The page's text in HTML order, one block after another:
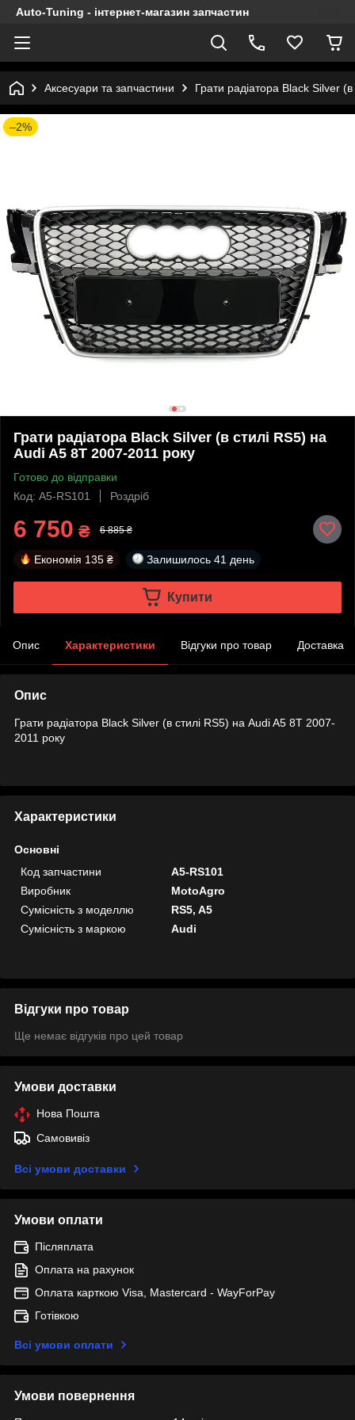
Auto-Tuning - інтернет-магазин запчастин
Аксесуари та запчастини Грати радіатора Black Silver
–2%
Грати радіатора Black Silver (в стилі RS5) на
Audi A5 8T 2007-2011 року
Готово до відправки
Код: A5-RS101
Роздріб
6 750 ₴ 6 885 ₴
Економія 135 ₴ Залишилось 41 день
Купити
Опис Характеристики Відгуки про товар Доставка
Опис
Грати радіатора Black Silver (в стилі RS5) на Audi A5 8T 2007-
2011 року
Характеристики
Основні
Код запчастини
A5-RS101
Виробник
MotoAgro
Сумісність з моделлю
RS5, A5
Сумісність з маркою
Audi
Відгуки про товар
Ще немає відгуків про цей товар
Умови доставки
Нова Пошта
Самовивіз
Всі умови доставки
Умови оплати
Післяплата
Оплата на рахунок
Оплата карткою Visa, Mastercard - WayForPay
Готівкою
Всі умови оплати
Умови повернення